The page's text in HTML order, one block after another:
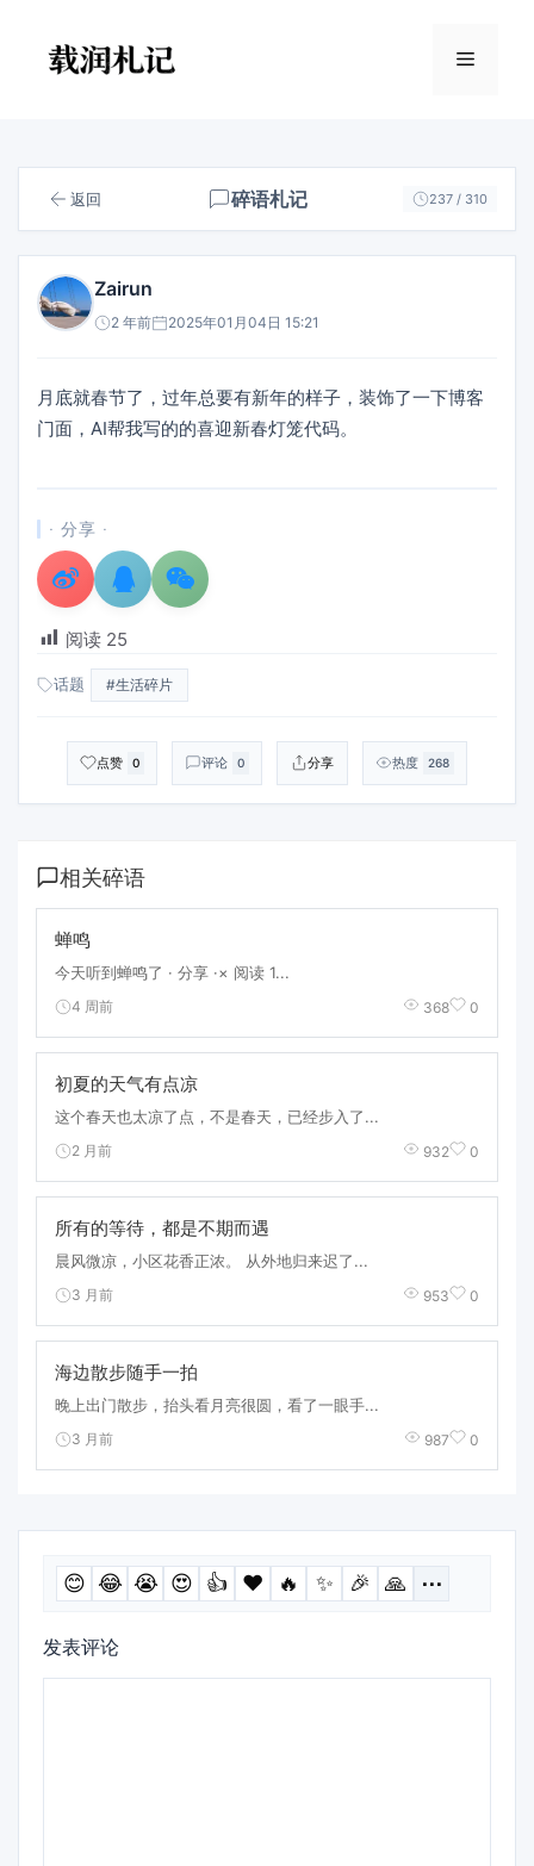
菜
返回 碎语札记 237 / 310
Zairun
2 年前 2025年01月04日 15:21
月底就春节了，过年总要有新年的样子，装饰了一下博客
门面，AI帮我写的的喜迎新春灯笼代码。
· 分享 ·
阅读 25
话题 #生活碎片
点赞 0 评论 0 分享 热度 268
相关碎语
蝉鸣
今天听到蝉鸣了 · 分享 ·× 阅读 1...
4 周前 368 0
初夏的天气有点凉
这个春天也太凉了点，不是春天，已经步入了...
2 月前 932 0
所有的等待，都是不期而遇
晨风微凉，小区花香正浓。 从外地归来迟了...
3 月前 953 0
海边散步随手一拍
晚上出门散步，抬头看月亮很圆，看了一眼手...
3 月前 987 0
😊 😂 😭 😍 👍 ❤️ 🔥 ✨ 🎉 🙏 ⋯
发表评论